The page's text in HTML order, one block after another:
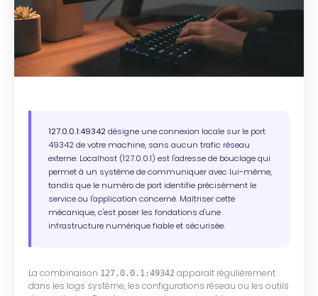
127.0.0.1:49342désigne une connexion locale sur le port
49342 de votre machine, sans aucun trafic réseau
externe. Localhost (127.0.0.1) est l'adresse de bouclage qui
permet à un système de communiquer avec lui-même,
tandis que le numéro de port identifie précisément le
service ou l'application concerné. Maîtriser cette
mécanique, c'est poser les fondations d'une
infrastructure numérique fiable et sécurisée.
La combinaison 127.0.0.1:49342 apparaît régulièrement
dans les logs système, les configurations réseau ou les outils